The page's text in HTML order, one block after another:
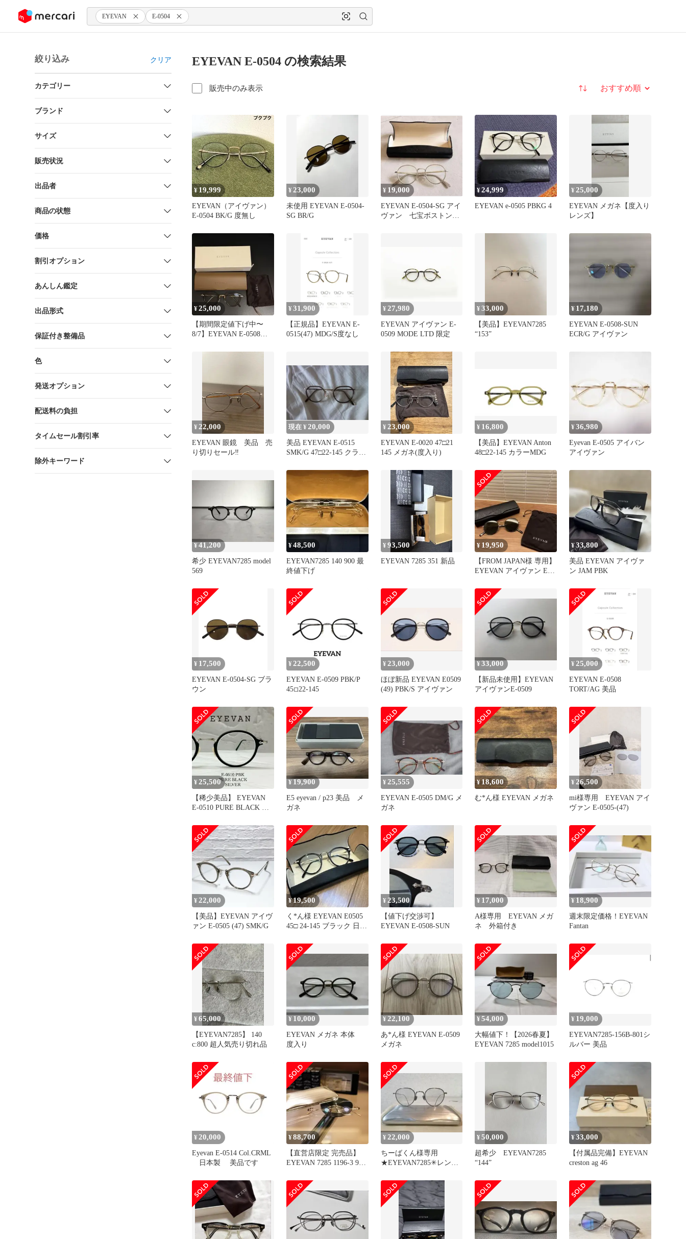
ツにスキップ EYEVAN E-0504
絞り込み クリア
カテゴリー
ブランド
サイズ
販売状況
出品者
商品の状態
価格
割引オプション
あんしん鑑定
出品形式
保証付き整備品
色
発送オプション
配送料の負担
タイムセール割引率
除外キーワード
EYEVAN E-0504 の検索結果
販売中のみ表示 並び替え
¥19,999
EYEVAN（アイヴァン）
E-0504 BK/G 度無し
¥ 23,000
未使用 EYEVAN E-0504-
SG BR/G
¥ 19,000
EYEVAN E-0504-SG アイ
ヴァン 七宝ボストン
¥24,999
EYEVAN e-0505 PBKG 4
¥ 25,000
EYEVAN メガネ【度入り
レンズ】
¥25,000
【期間限定値下げ中〜
8/7】EYEVAN E-0508
¥31,900
【正規品】EYEVAN E-
0515(47) MDG/S度なし
¥ 27,980
EYEVAN アイヴァン E-
0509 MODE LTD 限定
¥33,000
【美品】EYEVAN7285
“153”
¥ 17,180
EYEVAN E-0508-SUN
ECR/G アイヴァン
¥ 22,000
EYEVAN 眼鏡 美品 売
り切りセール‼️
現在 ¥ 20,000
美品 EYEVAN E-0515
SMK/G 47□22-145 クラウ
¥ 23,000
EYEVAN E-0020 47□21
145 メガネ(度入り)
¥ 16,800
【美品】EYEVAN Anton
48□22-145 カラーMDG
¥36,980
Eyevan E-0505 アイバン
アイヴァン
¥41,200
希少 EYEVAN7285 model
569
¥48,500
EYEVAN7285 140 900 最
終値下げ
¥93,500
EYEVAN 7285 351 新品
¥ 19,950
【FROM JAPAN様 専用】
EYEVAN アイヴァン E-
¥33,800
美品 EYEVAN アイヴァ
ン JAM PBK
¥ 17,500
EYEVAN E-0504-SG ブラ
ウン
¥ 22,500
EYEVAN E-0509 PBK/P
45◽︎22-145
¥ 23,000
ほぼ新品 EYEVAN E0509
(49) PBK/S アイヴァン
¥33,000
【新品未使用】EYEVAN
アイヴァンE-0509
¥ 25,000
EYEVAN E-0508
TORT/AG 美品
¥25,500
【稀少美品】 EYEVAN
E-0510 PURE BLACK 付
¥ 19,900
E5 eyevan / p23 美品 メ
ガネ
¥ 25,555
EYEVAN E-0505 DM/G メ
ガネ
¥18,600
む*ん様 EYEVAN メガネ
¥ 26,500
mi様専用 EYEVAN アイ
ヴァン E-0505-(47)
¥22,000
【美品】EYEVAN アイヴ
ァン E-0505 (47) SMK/G
¥19,500
く*ん様 EYEVAN E0505
45□ 24-145 ブラック 日本
¥ 23,500
【値下げ交渉可】
EYEVAN E-0508-SUN
¥ 17,000
A様専用 EYEVAN メガ
ネ 外箱付き
¥18,900
週末限定価格！EYEVAN
Fantan
¥65,000
【EYEVAN7285】 140
c:800 超人気売り切れ品
¥ 10,000
EYEVAN メガネ 本体
度入り
¥ 22,100
あ*ん様 EYEVAN E-0509
メガネ
¥54,000
大幅値下！【2026春夏】
EYEVAN 7285 model1015
¥ 19,000
EYEVAN7285-156B-801シ
ルバー 美品
¥ 20,000
Eyevan E-0514 Col.CRML
日本製 美品です
¥88,700
【直営店限定 完売品】
EYEVAN 7285 1196-3 900
¥ 22,000
ちーばくん様専用
★EYEVAN7285✳︎レンズ2
¥50,000
超希少 EYEVAN7285
“144”
¥33,000
【付属品完備】EYEVAN
creston ag 46